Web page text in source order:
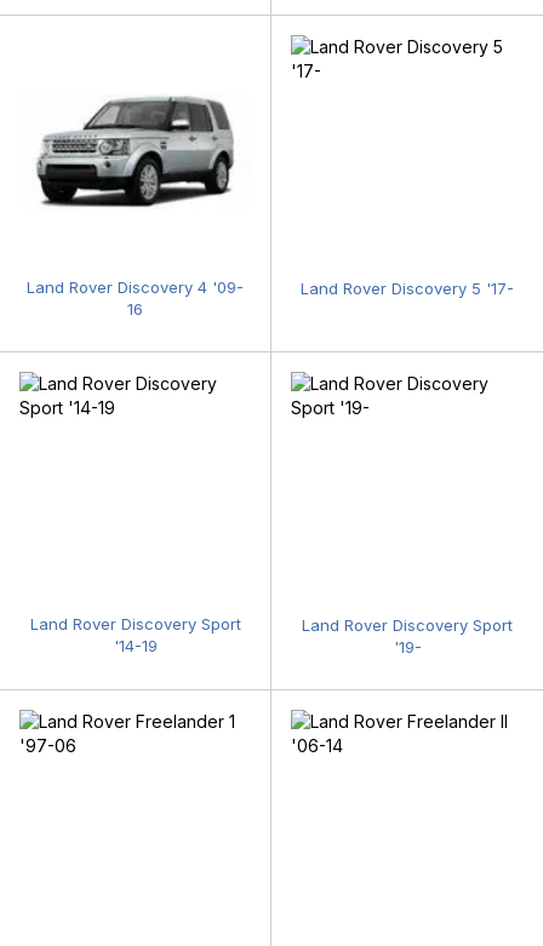
Land Rover Discovery 4 '09-
16
Land Rover Discovery 5 '17-
Land Rover Discovery Sport
'14-19
Land Rover Discovery Sport
'19-